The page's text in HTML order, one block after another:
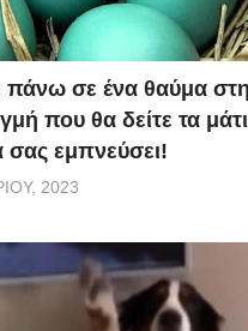
πάνω σε ένα θαύμα
που θα δείτε τα
εμπνεύσει!
2023